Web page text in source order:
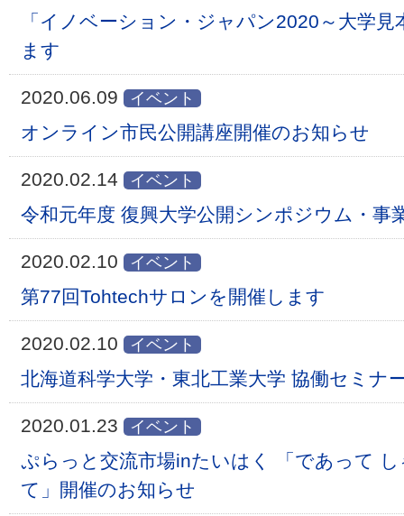
「イノベーション・ジャパン2020～大学
ます
2020.06.09 イベント
オンライン市民公開講座開催のお知らせ
2020.02.14 イベント
令和元年度 復興大学公開シンポジウム・事
2020.02.10 イベント
第77回Tohtechサロンを開催します
2020.02.10 イベント
北海道科学大学・東北工業大学 協働セミナ
2020.01.23 イベント
ぷらっと交流市場inたいはく 「であって
て」開催のお知らせ